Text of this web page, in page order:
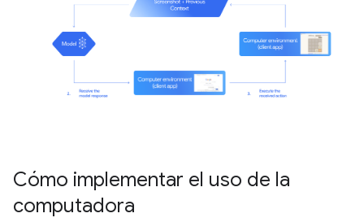
Cómo implementar el uso de la
computadora